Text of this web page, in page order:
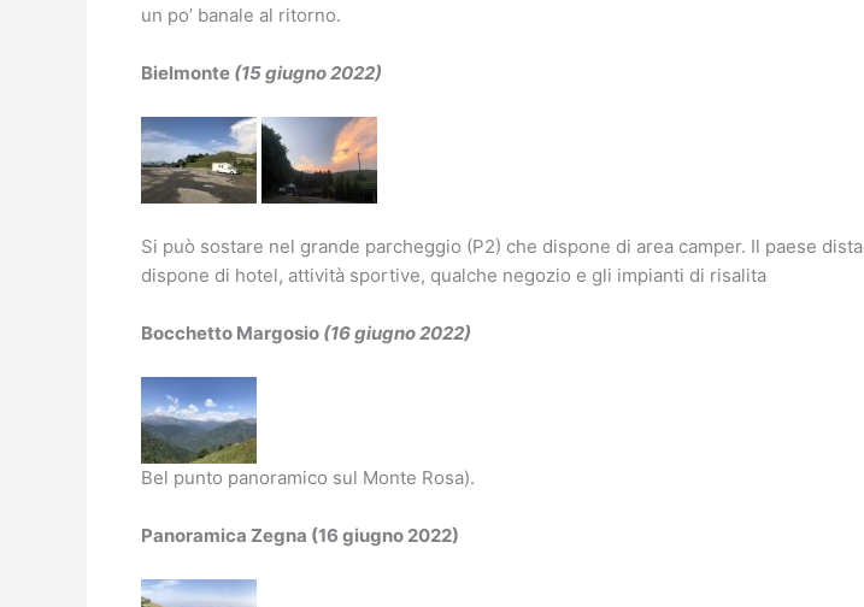
un po’ banale al ritorno.
Bielmonte (15 giugno 2022)
Si può sostare nel grande parcheggio (P2) che dispone di area camper. Il paese
dispone di hotel, attività sportive, qualche negozio e gli impianti di risalita
Bocchetto Margosio (16 giugno 2022)
Bel punto panoramico sul Monte Rosa).
Panoramica Zegna (16 giugno 2022)